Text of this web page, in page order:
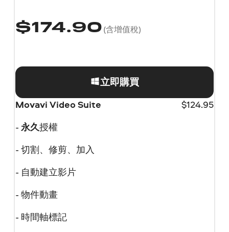
$174.90(含增值稅)
立即購買
Movavi Video Suite $124.95
- 永久授權
- 切割、修剪、加入
- 自動建立影片
- 物件動畫
- 時間軸標記